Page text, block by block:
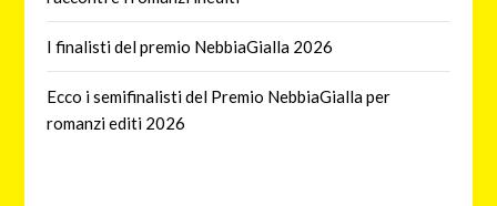
I finalisti del premio NebbiaGialla 2026
Ecco i semifinalisti del Premio NebbiaGialla per
romanzi editi 2026